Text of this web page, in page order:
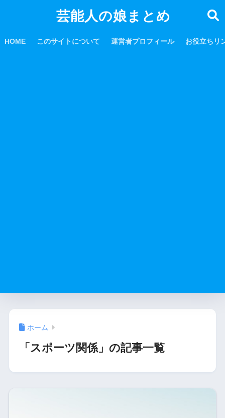
芸能人の娘まとめ
HOME このサイトについて 運営者プロフィール お役立ちリ
ホーム
「スポーツ関係」の記事一覧